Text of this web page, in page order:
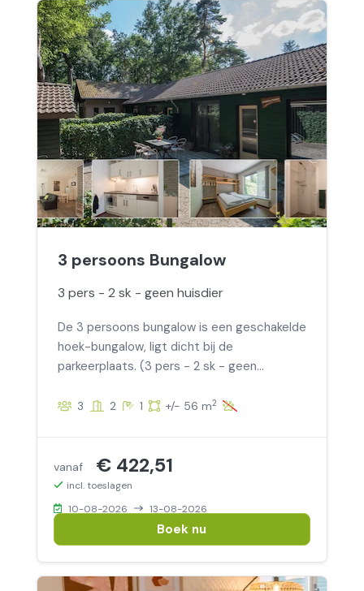
3 persoons Bungalow
3 pers - 2 sk - geen huisdier
De 3 persoons bungalow is een geschakelde
hoek-bungalow, ligt dicht bij de
parkeerplaats. (3 pers - 2 sk - geen
3 2 1 +/- 56 m2
vanaf € 422,51
incl. toeslagen
10-08-2026
13-08-2026
Boek nu